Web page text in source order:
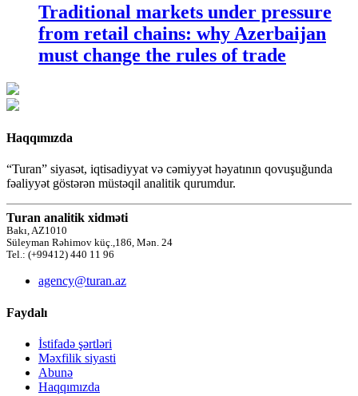
Traditional markets under pressure
from retail chains: why Azerbaijan
must change the rules of trade
Haqqımızda
“Turan” siyasət, iqtisadiyyat və cəmiyyət həyatının qovuşuğunda
fəaliyyət göstərən müstəqil analitik qurumdur.
Turan analitik xidməti
Bakı, AZ1010
Süleyman Rəhimov küç.,186, Mən. 24
Tel.: (+99412) 440 11 96
agency@turan.az
Faydalı
İstifadə şərtləri
Məxfilik siyasti
Abunə
Haqqımızda